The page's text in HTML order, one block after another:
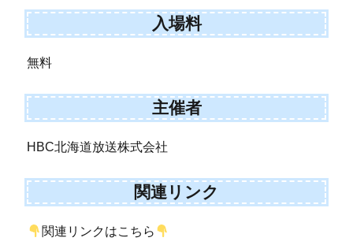
入場料
無料
主催者
HBC北海道放送株式会社
関連リンク
関連リンクはこちら